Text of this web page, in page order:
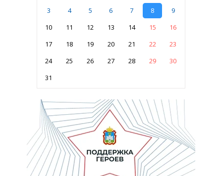
3
4 5 6 7 8
9
10
11 12 13 14 15
16
17
18 19 20 21 22
23
24
25 26 27 28 29
30
31